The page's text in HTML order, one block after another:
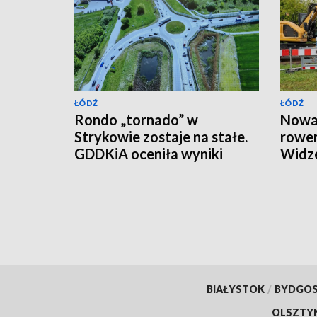
ŁÓDŹ
Rondo „tornado” w
Strykowie zostaje na stałe.
GDDKiA oceniła wyniki
ŁÓDŹ
BIAŁYSTOK /